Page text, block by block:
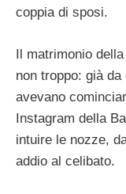
coppia di sposi.
Il matrimonio
non troppo: già
avevano
Instagram della
intuire le nozze,
addio al celibato.